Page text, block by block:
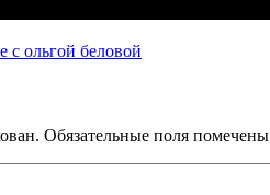
с ольгой беловой
Обязательные поля помечены